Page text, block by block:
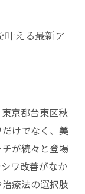
叶える最新ア
京都台東区秋
けでなく、美
が続々と登場
ワ改善がなか
療法の選択肢